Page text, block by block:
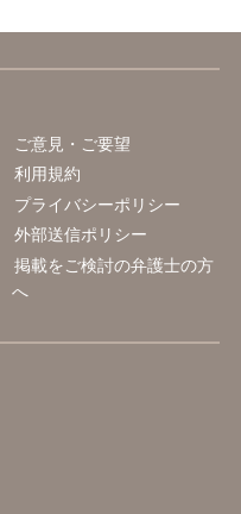
ご意見・ご要望
利用規約
プライバシーポリシー
外部送信ポリシー
掲載をご検討の弁護士の方
へ